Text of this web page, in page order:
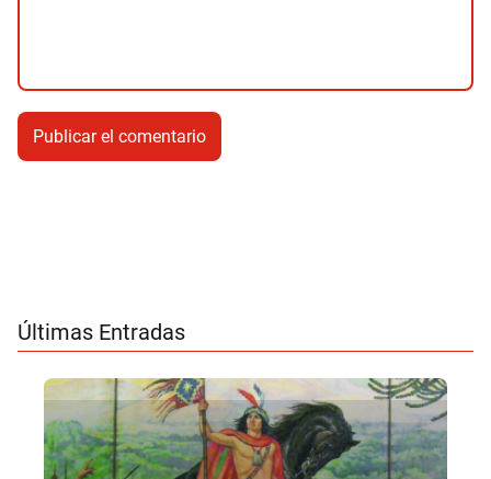
Últimas Entradas